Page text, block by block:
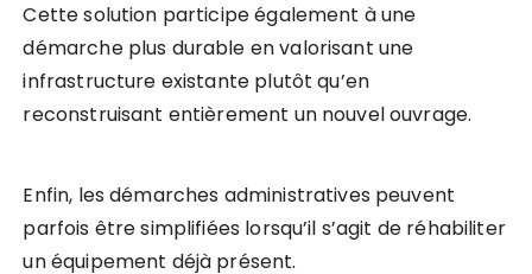
Cette solution participe également à une
démarche plus durable en valorisant une
infrastructure existante plutôt qu’en
reconstruisant entièrement un nouvel ouvrage.
Enfin, les démarches administratives peuvent
parfois être simplifiées lorsqu’il s’agit de réhabiliter
un équipement déjà présent.